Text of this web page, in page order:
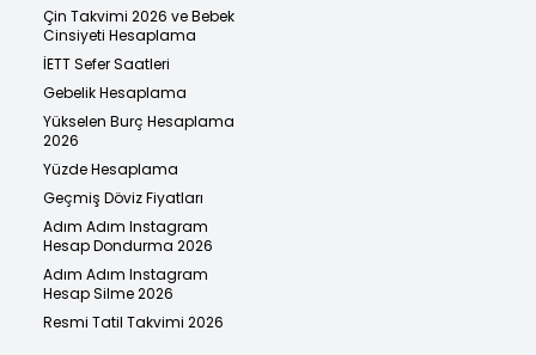
Çin Takvimi 2026 ve Bebek
Cinsiyeti Hesaplama
İETT Sefer Saatleri
Gebelik Hesaplama
Yükselen Burç Hesaplama
2026
Yüzde Hesaplama
Geçmiş Döviz Fiyatları
Adım Adım Instagram
Hesap Dondurma 2026
Adım Adım Instagram
Hesap Silme 2026
Resmi Tatil Takvimi 2026